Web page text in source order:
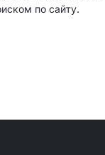
по сайту.